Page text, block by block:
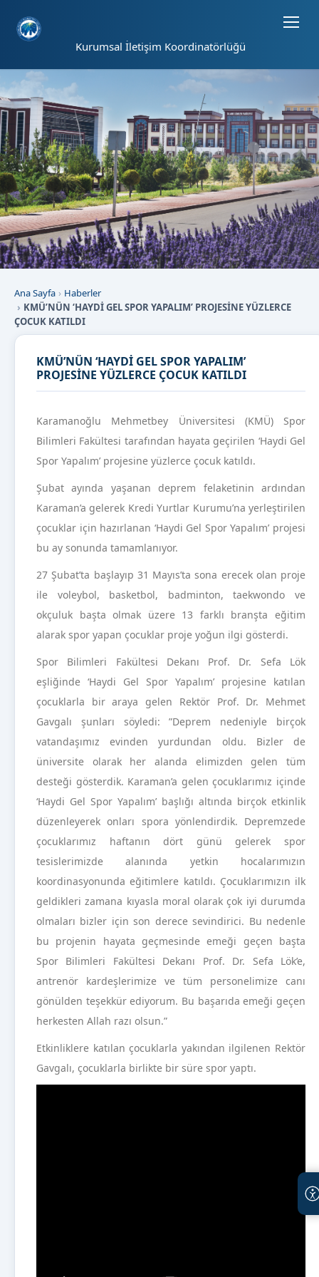
Kurumsal İletişim Koordinatörlüğü
Ana Sayfa
Haberler
KMÜ’NÜN ‘HAYDİ GEL SPOR YAPALIM’ PROJESİNE YÜZLERCE
ÇOCUK KATILDI
KMÜ’NÜN ‘HAYDİ GEL SPOR YAPALIM’
PROJESİNE YÜZLERCE ÇOCUK KATILDI
Karamanoğlu Mehmetbey Üniversitesi (KMÜ) Spor
Bilimleri Fakültesi tarafından hayata geçirilen ‘Haydi Gel
Spor Yapalım’ projesine yüzlerce çocuk katıldı.
Şubat ayında yaşanan deprem felaketinin ardından
Karaman’a gelerek Kredi Yurtlar Kurumu’na yerleştirilen
çocuklar için hazırlanan ‘Haydi Gel Spor Yapalım’ projesi
bu ay sonunda tamamlanıyor.
27 Şubat’ta başlayıp 31 Mayıs’ta sona erecek olan proje
ile voleybol, basketbol, badminton, taekwondo ve
okçuluk başta olmak üzere 13 farklı branşta eğitim
alarak spor yapan çocuklar proje yoğun ilgi gösterdi.
Spor Bilimleri Fakültesi Dekanı Prof. Dr. Sefa Lök
eşliğinde ‘Haydi Gel Spor Yapalım’ projesine katılan
çocuklarla bir araya gelen Rektör Prof. Dr. Mehmet
Gavgalı şunları söyledi: ”Deprem nedeniyle birçok
vatandaşımız evinden yurdundan oldu. Bizler de
üniversite olarak her alanda elimizden gelen tüm
desteği gösterdik. Karaman’a gelen çocuklarımız içinde
‘Haydi Gel Spor Yapalım’ başlığı altında birçok etkinlik
düzenleyerek onları spora yönlendirdik. Depremzede
çocuklarımız haftanın dört günü gelerek spor
tesislerimizde alanında yetkin hocalarımızın
koordinasyonunda eğitimlere katıldı. Çocuklarımızın ilk
geldikleri zamana kıyasla moral olarak çok iyi durumda
olmaları bizler için son derece sevindirici. Bu nedenle
bu projenin hayata geçmesinde emeği geçen başta
Spor Bilimleri Fakültesi Dekanı Prof. Dr. Sefa Lök’e,
antrenör kardeşlerimize ve tüm personelimize canı
gönülden teşekkür ediyorum. Bu başarıda emeği geçen
herkesten Allah razı olsun.”
Etkinliklere katılan çocuklarla yakından ilgilenen Rektör
Gavgalı, çocuklarla birlikte bir süre spor yaptı.